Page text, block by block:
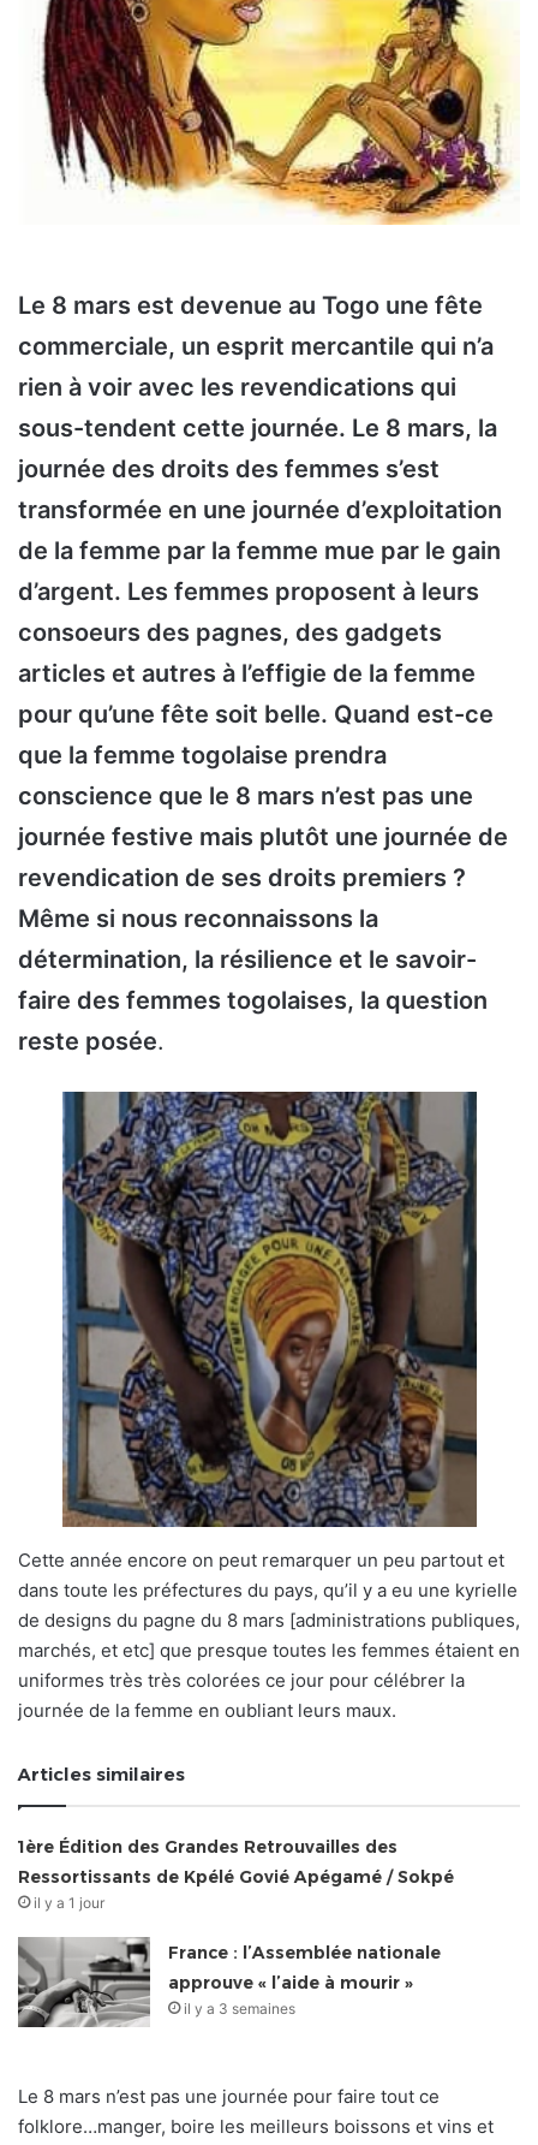
Le 8 mars est devenue au Togo une fête
commerciale, un esprit mercantile qui n’a
rien à voir avec les revendications qui
sous-tendent cette journée. Le 8 mars, la
journée des droits des femmes s’est
transformée en une journée d’exploitation
de la femme par la femme mue par le gain
d’argent. Les femmes proposent à leurs
consoeurs des pagnes, des gadgets
articles et autres à l’effigie de la femme
pour qu’une fête soit belle. Quand est-ce
que la femme togolaise prendra
conscience que le 8 mars n’est pas une
journée festive mais plutôt une journée de
revendication de ses droits premiers ?
Même si nous reconnaissons la
détermination, la résilience et le savoir-
faire des femmes togolaises, la question
reste posée.
Cette année encore on peut remarquer un peu partout et
dans toute les préfectures du pays, qu’il y a eu une kyrielle
de designs du pagne du 8 mars [administrations publiques,
marchés, et etc] que presque toutes les femmes étaient en
uniformes très très colorées ce jour pour célébrer la
journée de la femme en oubliant leurs maux.
Articles similaires
1ère Édition des Grandes Retrouvailles des
Ressortissants de Kpélé Govié Apégamé / Sokpé
il y a 1 jour
France : l’Assemblée nationale
approuve « l’aide à mourir »
il y a 3 semaines
Le 8 mars n’est pas une journée pour faire tout ce
folklore…manger, boire les meilleurs boissons et vins et